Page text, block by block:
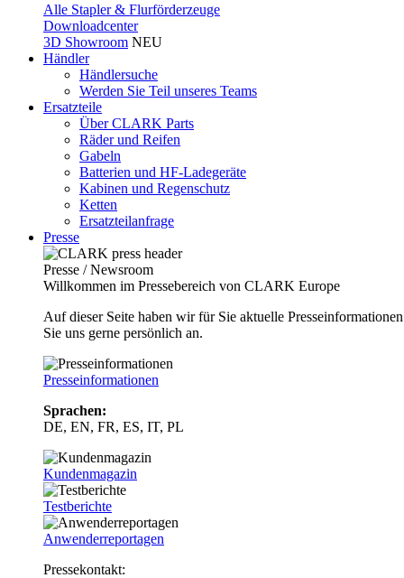
Alle Stapler & Flurförderzeuge
Downloadcenter
3D Showroom NEU
Händler
Händlersuche
Werden Sie Teil unseres Teams
Ersatzteile
Über CLARK Parts
Räder und Reifen
Gabeln
Batterien und HF-Ladegeräte
Kabinen und Regenschutz
Ketten
Ersatzteilanfrage
Presse
Presse / Newsroom
Willkommen im Pressebereich von CLARK Europe
Auf dieser Seite haben wir für Sie aktuelle
Sie uns gerne persönlich an.
Presseinformationen
Sprachen:
DE, EN, FR, ES, IT, PL
Kundenmagazin
Testberichte
Anwenderreportagen
Pressekontakt: